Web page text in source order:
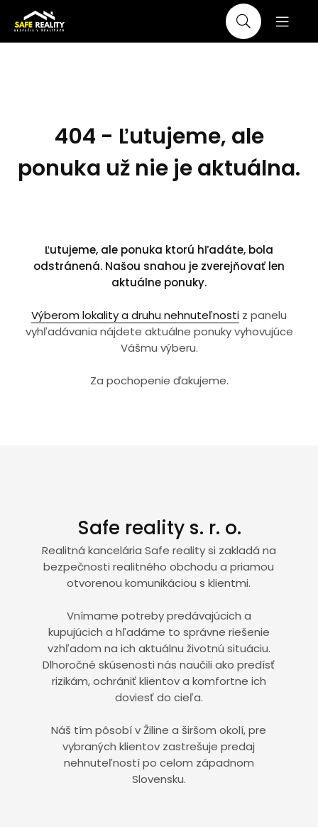
404 - Ľutujeme, ale
ponuka už nie je aktuálna.
Ľutujeme, ale ponuka ktorú hľadáte, bola
odstránená. Našou snahou je zverejňovať len
aktuálne ponuky.
Výberom lokality a druhu nehnuteľnosti z panelu
vyhľadávania nájdete aktuálne ponuky vyhovujúce
Vášmu výberu.
Za pochopenie ďakujeme.
Safe reality s. r. o.
Realitná kancelária Safe reality si zakladá na
bezpečnosti realitného obchodu a priamou
otvorenou komunikáciou s klientmi.
Vnímame potreby predávajúcich a
kupujúcich a hľadáme to správne riešenie
vzhľadom na ich aktuálnu životnú situáciu.
Dlhoročné skúsenosti nás naučili ako predísť
rizikám, ochrániť klientov a komfortne ich
doviesť do cieľa.
Náš tím pôsobí v Žiline a širšom okolí, pre
vybraných klientov zastrešuje predaj
nehnuteľností po celom západnom
Slovensku.